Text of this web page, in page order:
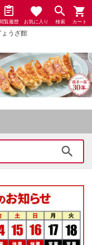
閲覧履歴 お気に入り 検索 カート
うざ館